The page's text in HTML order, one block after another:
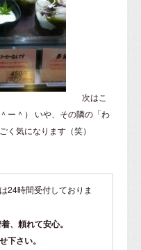
次はこ
ー＾） いや、その隣の「わ
く気になります（笑）
は24時間受付しておりま
、頼れて安心。
下さい。